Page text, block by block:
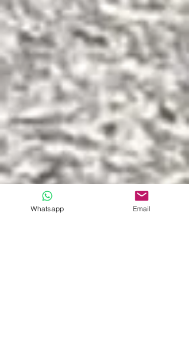
Whatsapp Email